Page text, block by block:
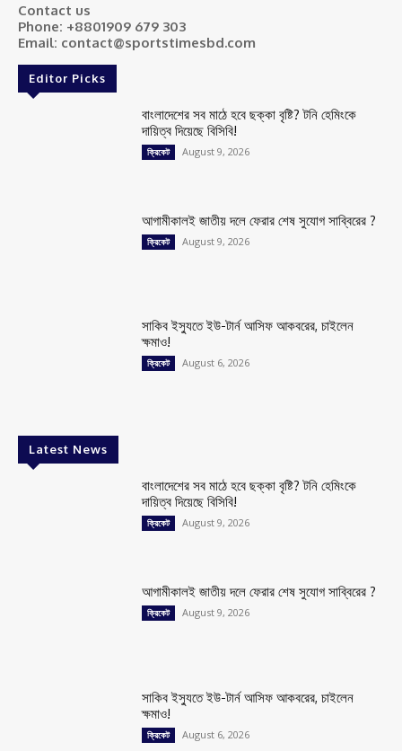
Contact us
Phone: +8801909 679 303
Email: contact@sportstimesbd.com
Editor Picks
বাংলাদেশের সব মাঠে হবে ছক্কা বৃষ্টি? টনি হেমিংকে
দায়িত্ব দিয়েছে বিসিবি!
ক্রিকেট August 9, 2026
আগামীকালই জাতীয় দলে ফেরার শেষ সুযোগ সাব্বিরের ?
ক্রিকেট August 9, 2026
সাকিব ইস্যুতে ইউ-টার্ন আসিফ আকবরের, চাইলেন
ক্ষমাও!
ক্রিকেট August 6, 2026
Latest News
বাংলাদেশের সব মাঠে হবে ছক্কা বৃষ্টি? টনি হেমিংকে
দায়িত্ব দিয়েছে বিসিবি!
ক্রিকেট August 9, 2026
আগামীকালই জাতীয় দলে ফেরার শেষ সুযোগ সাব্বিরের ?
ক্রিকেট August 9, 2026
সাকিব ইস্যুতে ইউ-টার্ন আসিফ আকবরের, চাইলেন
ক্ষমাও!
ক্রিকেট August 6, 2026